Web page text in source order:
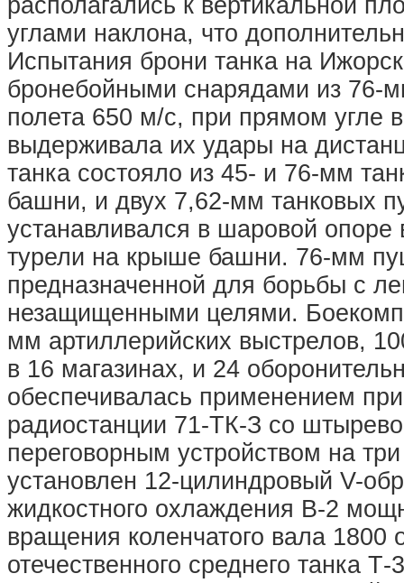
располагались к вертикальной
углами наклона, что
Испытания брони танка на
бронебойными снарядами из 76-
полета 650 м/с, при прямом угле
выдерживала их удары на
танка состояло из 45- и 76-мм
башни, и двух 7,62-мм танковых
устанавливался в шаровой
турели на крыше башни. 76-мм
предназначенной для борьбы с
незащищенными целями.
мм артиллерийских выстрелов,
в 16 магазинах, и 24
обеспечивалась применением
радиостанции 71-ТК-З со
переговорным устройством на
установлен 12-цилиндровый V-
жидкостного охлаждения В-2
вращения коленчатого вала
отечественного среднего танка